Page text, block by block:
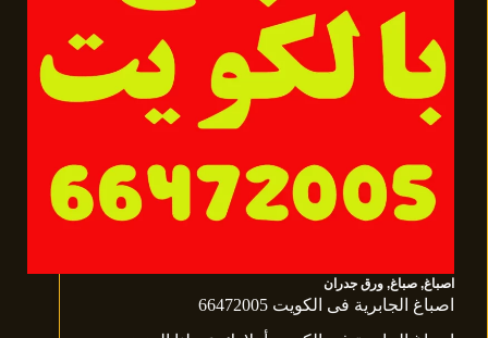
اصباغ, صباغ, ورق جدران
اصباغ الجابرية فى الكويت 66472005